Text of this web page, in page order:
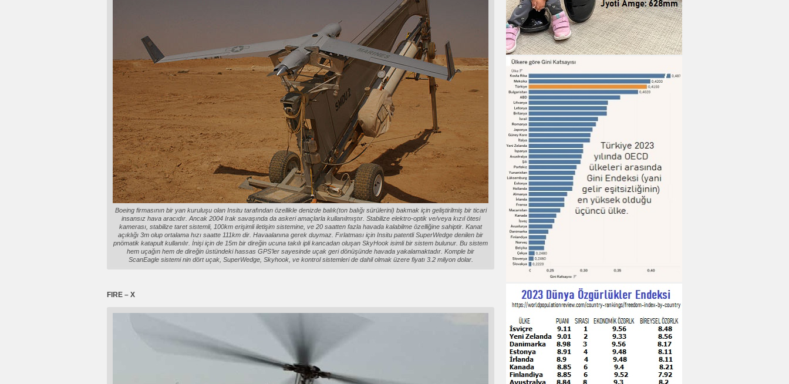
Boeing firmasının bir yan kuruluşu olan Insitu tarafından özellikle denizde balık(ton balığı sürülerini) bakmak için geliştirilmiş bir ticari
insansız hava aracıdır. Ancak 2004 Irak savaşında da askeri amaçlarla kullanılmıştır. Stabilize elektro-optik ve/veya kızıl ötesi
kamerası, stabilize taret sistemli, 100km erişimli iletişim sistemine, ve 20 saatten fazla havada kalabilme özelliğine sahiptir. Kanat
açıklığı 3m olup ortalama hızı saatte 111km dir. Havaalanına gerek duymaz. Fırlatması için Insitu patentli SuperWedge denilen bir
pnömatik katapult kullanılır. İnişi için de 15m bir direğin ucuna takılı ipli kancadan oluşan SkyHook isimli bir sistem bulunur. Bu sistem
hem uçağın hem de direğin üstündeki hassas GPS’ler sayesinde uçak geri dönüşünde havada yakalamaktadır. Komple bir
ScanEagle sistemi nin dört uçak, SuperWedge, Skyhook, ve kontrol sistemleri de dahil olmak üzere fiyatı 3.2 milyon dolar.
FIRE – X